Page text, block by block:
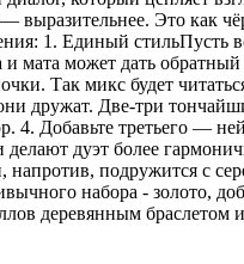
выразительнее. Это
1. Единый
мата может дать
Так микс будет
Две-три
4. Добавьте третьего —
дуэт более
подружится с
набора - золото,
деревянным